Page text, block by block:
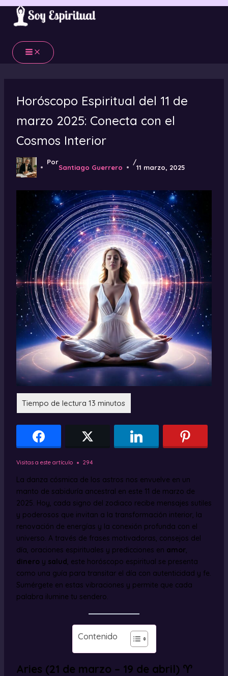
Ir
contenido
Horóscopo Espiritual del 11 de
marzo 2025: Conecta con el
Cosmos Interior
Por
Santiago Guerrero
/
11 marzo, 2025
Visitas a este artículo 294
La danza cósmica de los astros nos envuelve en un
manto de sabiduría ancestral en este 11 de marzo de
2025. Hoy, cada signo del zodiaco recibe mensajes sutiles
y poderosos que invitan a la transformación interior, la
renovación de energías y la conexión profunda con el
universo. A través de frases motivadoras, consejos del
día, oraciones espirituales y predicciones en amor,
dineroy salud, este horóscopo espiritual se presenta
como una guía para transitar el día con autenticidad y fe.
Sumérgete en estas vibraciones y permite que cada
palabra ilumine tu sendero.
Contenido
Aries (21 de marzo – 19 de abril) ♈